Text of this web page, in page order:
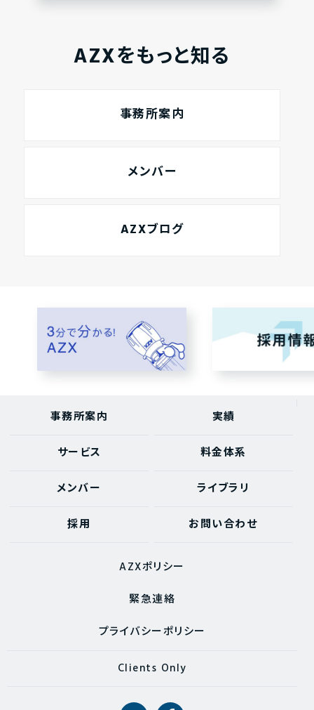
AZXをもっと知る
事務所案内
メンバー
AZXブログ
事務所案内 実績
サービス 料金体系
メンバー ライブラリ
採用 お問い合わせ
AZXポリシー
緊急連絡
プライバシーポリシー
Clients Only